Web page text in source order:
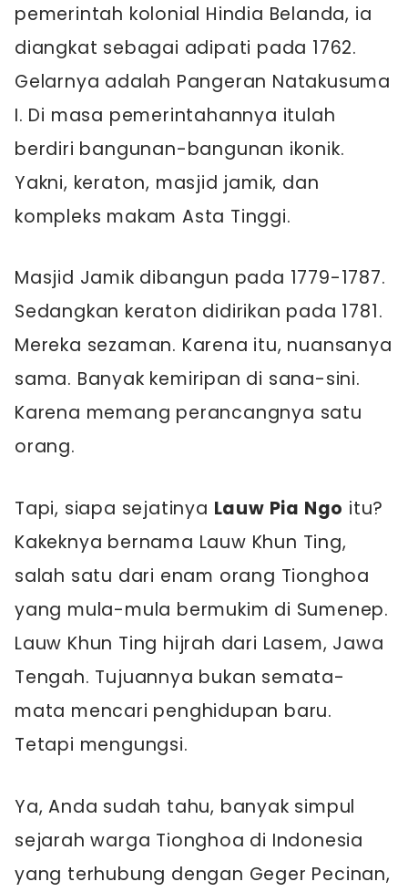
pemerintah kolonial Hindia Belanda, ia
diangkat sebagai adipati pada 1762.
Gelarnya adalah Pangeran Natakusuma
I. Di masa pemerintahannya itulah
berdiri bangunan-bangunan ikonik.
Yakni, keraton, masjid jamik, dan
kompleks makam Asta Tinggi.
Masjid Jamik dibangun pada 1779-1787.
Sedangkan keraton didirikan pada 1781.
Mereka sezaman. Karena itu, nuansanya
sama. Banyak kemiripan di sana-sini.
Karena memang perancangnya satu
orang.
Tapi, siapa sejatinya Lauw Pia Ngo itu?
Kakeknya bernama Lauw Khun Ting,
salah satu dari enam orang Tionghoa
yang mula-mula bermukim di Sumenep.
Lauw Khun Ting hijrah dari Lasem, Jawa
Tengah. Tujuannya bukan semata-
mata mencari penghidupan baru.
Tetapi mengungsi.
Ya, Anda sudah tahu, banyak simpul
sejarah warga Tionghoa di Indonesia
yang terhubung dengan Geger Pecinan,